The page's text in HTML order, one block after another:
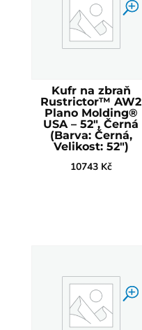
Kufr na zbraň
Rustrictor™ AW2
Plano Molding®
USA – 52", Černá
(Barva: Černá,
Velikost: 52")
10743 Kč